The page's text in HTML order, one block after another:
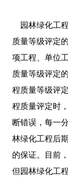
园林绿化工
质量等级评定
项工程、单位
质量等级评定
程质量等级评
程质量评定时
断错误，每一
林绿化工程后
的保证。目前
但园林绿化工